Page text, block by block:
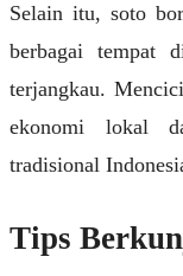
Selain itu, soto
berbagai tempat
terjangkau.
ekonomi lokal
tradisional
Tips